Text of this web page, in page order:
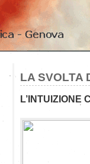
LA SVOLTA
L’INTUIZIONE